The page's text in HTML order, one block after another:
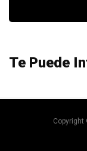
Te Puede
Copyright